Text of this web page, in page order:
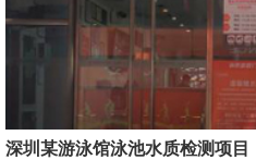
深圳某游泳馆泳池水质检测项目